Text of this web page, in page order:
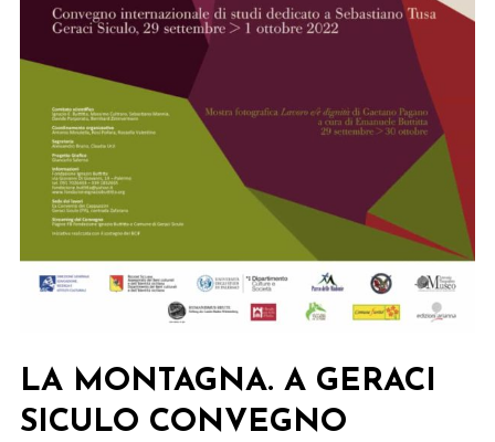
LA MONTAGNA. A GERACI
SICULO CONVEGNO